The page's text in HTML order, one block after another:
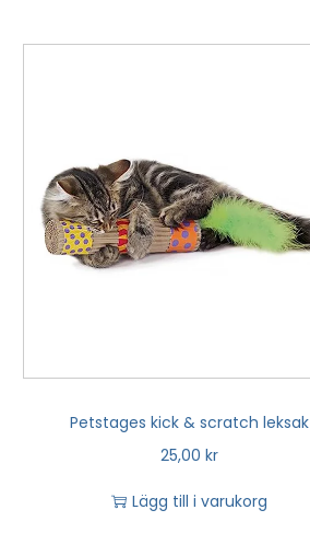
Petstages kick & scratch leksak
25,00kr
Lägg till i varukorg